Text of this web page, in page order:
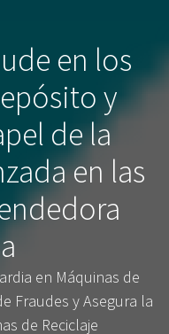
en los
y
de la
en las
en Máquinas de
Fraudes y Asegura la
de Reciclaje